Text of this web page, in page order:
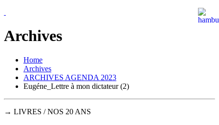
Archives
Home
Archives
ARCHIVES AGENDA 2023
Eugéne_Lettre à mon dictateur (2)
→ LIVRES / NOS 20 ANS